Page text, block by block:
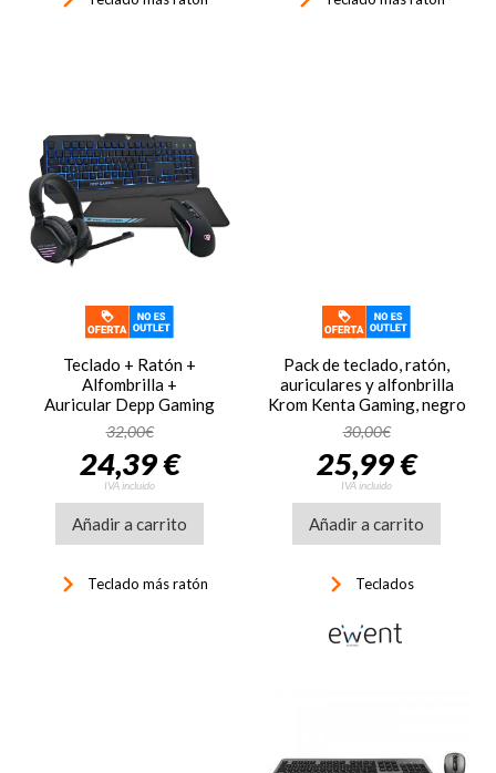
Teclado + Ratón +
Alfombrilla +
Auricular Depp Gaming
XWING2, pack 4 en 1
32,00€
24,39 €
IVA incluido
Añadir a carrito
keyboard_arrow_right Teclado más ratón
Pack de teclado, ratón,
auriculares y alfonbrilla
Krom Kenta Gaming, negro
30,00€
25,99 €
IVA incluido
Añadir a carrito
keyboard_arrow_right Teclados